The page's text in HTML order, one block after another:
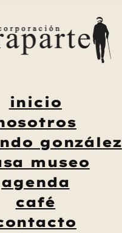
inicio
gonzález
museo
agenda
café